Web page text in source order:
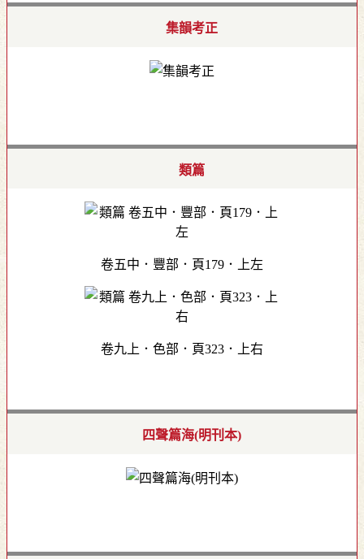
集韻考正
類篇
卷五中．豐部．頁179．上左
卷九上．色部．頁323．上右
四聲篇海(明刊本)